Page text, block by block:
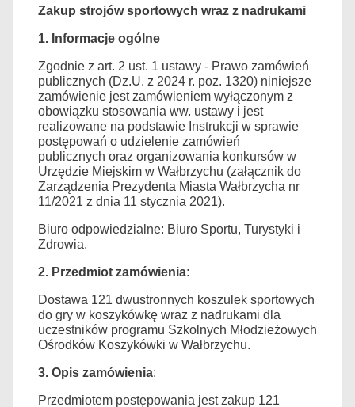
Zakup strojów sportowych wraz z nadrukami
1. Informacje ogólne
Zgodnie z art. 2 ust. 1 ustawy - Prawo zamówień
publicznych (Dz.U. z 2024 r. poz. 1320) niniejsze
zamówienie jest zamówieniem wyłączonym z
obowiązku stosowania ww. ustawy i jest
realizowane na podstawie Instrukcji w sprawie
postępowań o udzielenie zamówień
publicznych oraz organizowania konkursów w
Urzędzie Miejskim w Wałbrzychu (załącznik do
Zarządzenia Prezydenta Miasta Wałbrzycha nr
11/2021 z dnia 11 stycznia 2021).
Biuro odpowiedzialne: Biuro Sportu, Turystyki i
Zdrowia.
2. Przedmiot zamówienia:
Dostawa 121 dwustronnych koszul ek sportowych
do gry w koszykówkę wraz z nadrukami dla
uczestników programu Szkolnych Młodzieżowych
Ośrodków Koszykówki w Wałbrzychu.
3. Opis zamówienia:
Przedmiotem postępowania jest zakup 121